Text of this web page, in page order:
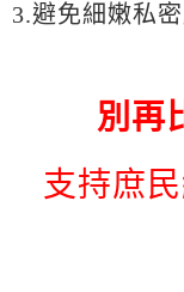
3.避免細嫩私
別再
支持庶